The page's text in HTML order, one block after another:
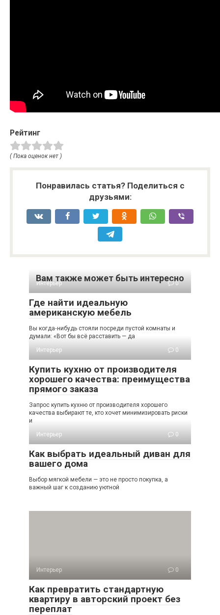
Рейтинг
( Пока оценок нет )
Понравилась статья? Поделиться с
друзьями:
Вам также может быть интересно
Интерьер 0
Где найти идеальную
американскую мебель
Вы когда‑нибудь стояли посреди пустой комнаты и
думали: «Вот бы всё расставить — да
Интерьер
0
Купить кухню от производителя
хорошего качества: преимущества
прямого заказа
Запрос купить кухню от производителя хорошего
качества выбирают те, кто хочет минимизировать риски
и
Интерьер
0
Как выбрать идеальный диван для
вашего дома
Выбор мягкой мебели — это не просто покупка, а
важный шаг к созданию уютной
Интерьер 0
Как превратить стандартную
квартиру в авторский проект без
переплат